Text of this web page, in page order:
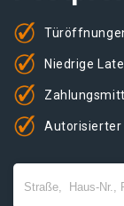
Niedrige
Autorisierter